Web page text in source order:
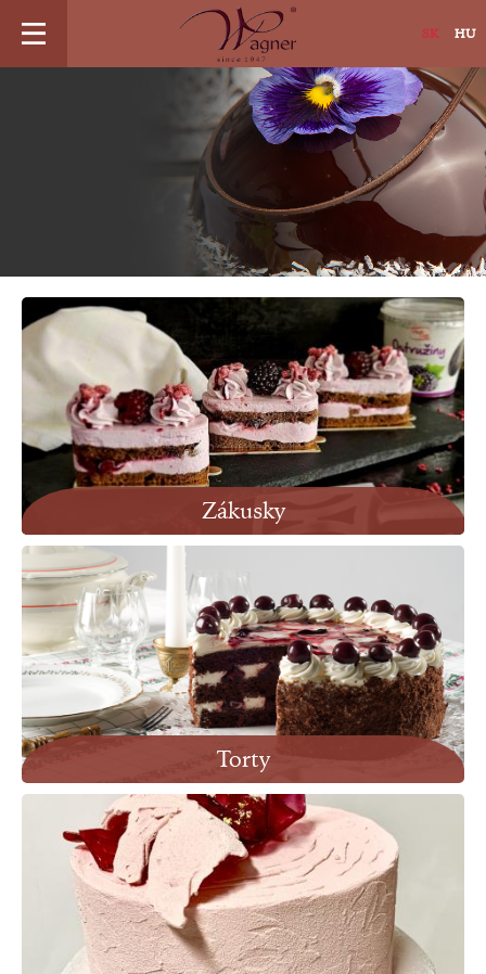
navigation
SK HU
Back
to
top
Zákusky
Zobraziť
Torty